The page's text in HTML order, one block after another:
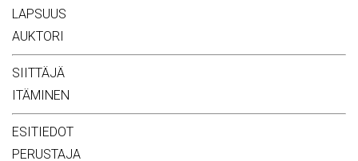
LAPSUUS
AUKTORI
SIITTÄJÄ
ITÄMINEN
ESITIEDOT
PERUSTAJA